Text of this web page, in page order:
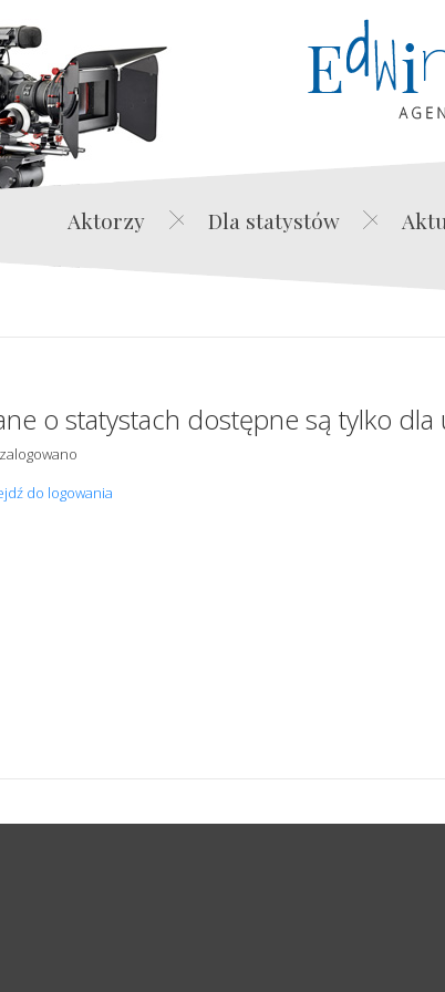
Aktorzy Dla statystów
o statystach dostępne są tylko
do logowania